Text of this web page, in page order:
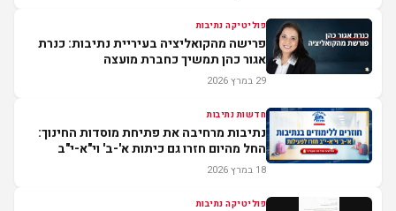
פוליטיקה נתיבות
פרישה מהקואליציה בעיריית נתיבות: כנרת
אגור כהן תמשיך כחברת מועצה
29 במרץ 2026
חדשות נתיבות
נתיבות מרחיבה את פתיחת מוסדות החינוך:
החל מהיום חזרו גם כיתות א'-ב' וי"א-י"ב
18 במרץ 2026
פוליטיקה נתיבות